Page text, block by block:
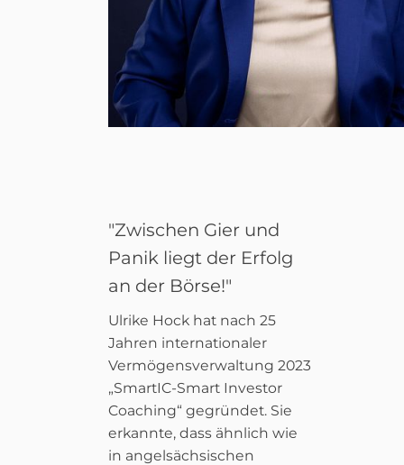
"Zwischen Gier und
Panik liegt der Erfolg
an der Börse!"
Ulrike Hock hat nach 25
Jahren internationaler
Vermögensverwaltung 2023
„SmartIC-Smart Investor
Coaching“ gegründet. Sie
erkannte, dass ähnlich wie
in angelsächsischen